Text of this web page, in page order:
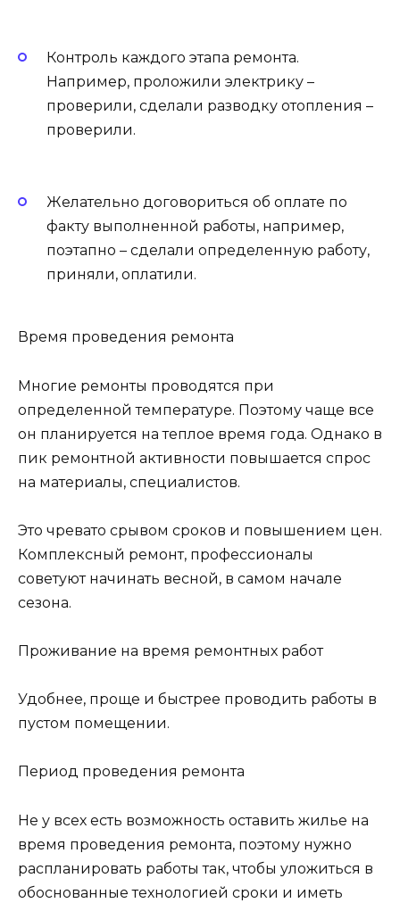
Контроль каждого этапа ремонта.
Например, проложили электрику –
проверили, сделали разводку отопления –
проверили.
Желательно договориться об оплате по
факту выполненной работы, например,
поэтапно – сделали определенную работу,
приняли, оплатили.
Время проведения ремонта
Многие ремонты проводятся при
определенной температуре. Поэтому чаще все
он планируется на теплое время года. Однако в
пик ремонтной активности повышается спрос
на материалы, специалистов.
Это чревато срывом сроков и повышением цен.
Комплексный ремонт, профессионалы
советуют начинать весной, в самом начале
сезона.
Проживание на время ремонтных работ
Удобнее, проще и быстрее проводить работы в
пустом помещении.
Период проведения ремонта
Не у всех есть возможность оставить жилье на
время проведения ремонта, поэтому нужно
распланировать работы так, чтобы уложиться в
обоснованные технологией сроки и иметь